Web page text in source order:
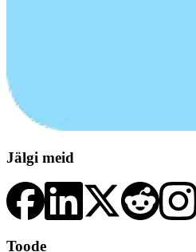
Jälgi meid
Toode